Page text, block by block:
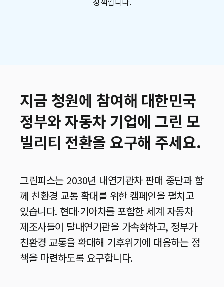
지금 청원에 참여해 대한민국
정부와 자동차 기업에 그린 모
빌리티 전환을 요구해 주세요.
그린피스는 2030년 내연기관차 판매 중단과 함
께 친환경 교통 확대를 위한 캠페인을 펼치고
있습니다. 현대·기아차를 포함한 세계 자동차
제조사들이 탈내연기관을 가속화하고, 정부가
친환경 교통을 확대해 기후위기에 대응하는 정
책을 마련하도록 요구합니다.